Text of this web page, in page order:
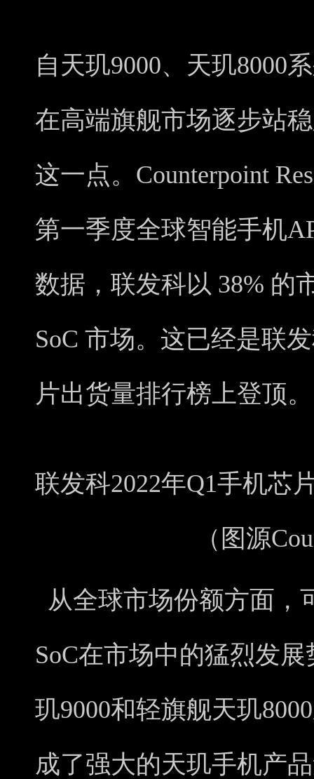
自天玑9000、天玑8000
在高端旗舰市场逐步站
这一点。Counterpoint
第一季度全球智能手机
数据，联发科以 38% 的
SoC 市场。这已经是联
片出货量排行榜上登顶。
联发科2022年Q1手机芯
（图源
从全球市场份额方面，
SoC在市场中的猛烈发
玑9000和轻旗舰天玑
成了强大的天玑手机产